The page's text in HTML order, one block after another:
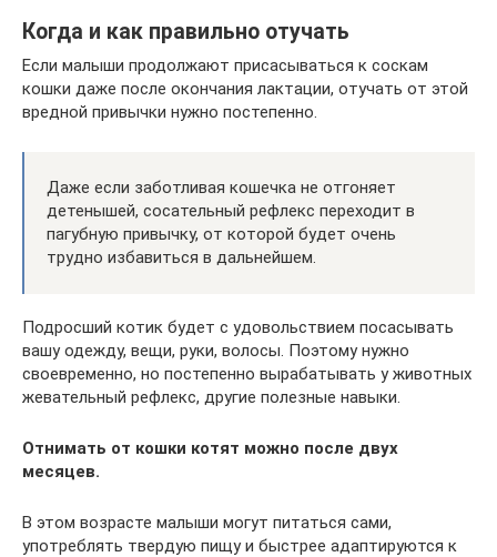
Когда и как правильно отучать
Если малыши продолжают присасываться к соскам
кошки даже после окончания лактации, отучать от этой
вредной привычки нужно постепенно.
Даже если заботливая кошечка не отгоняет
детенышей, сосательный рефлекс переходит в
пагубную привычку, от которой будет очень
трудно избавиться в дальнейшем.
Подросший котик будет с удовольствием посасывать
вашу одежду, вещи, руки, волосы. Поэтому нужно
своевременно, но постепенно вырабатывать у животных
жевательный рефлекс, другие полезные навыки.
Отнимать от кошки котят можно после двух
месяцев.
В этом возрасте малыши могут питаться сами,
употреблять твердую пищу и быстрее адаптируются к